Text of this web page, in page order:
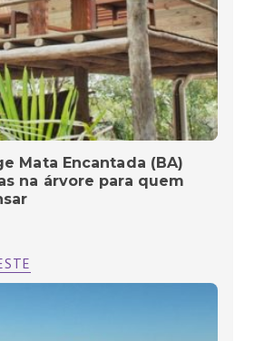
Mata Encantada (BA)
na árvore para quem